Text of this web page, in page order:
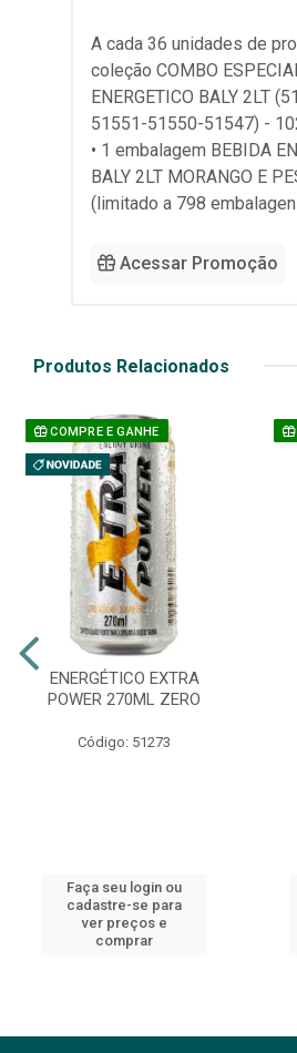
A cada 36 unidades de
coleção COMBO
ENERGETICO BALY 2LT
51551-51550-51547) -
• 1 embalagem BEBIDA
BALY 2LT MORANGO E
(limitado a 798
Acessar Promoção
Produtos Relacionados
COMPRE E GANHE
ENERGÉTICO EXTRA
POWER 270ML ZERO
Código: 51273
Faça seu login ou
cadastre-se para
ver preços e
comprar